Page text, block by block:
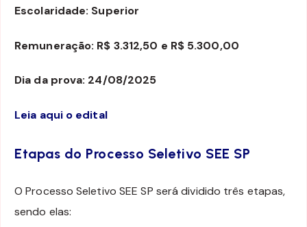
Escolaridade: Superior
Remuneração: R$ 3.312,50 e R$ 5.300,00
Dia da prova: 24/08/2025
Leia aqui o edital
Etapas do Processo Seletivo SEE SP
O Processo Seletivo SEE SP será dividido três etapas,
sendo elas: